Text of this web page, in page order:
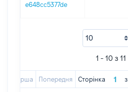
e648cc5377de
1 - 10 з 11
Перша Попередня Сторінка з